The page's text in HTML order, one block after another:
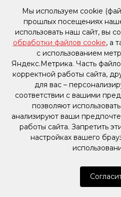
Мы используем cookie
прошлых посещениях
использовать наш сайт, вы
обработки файлов cookie, а
с использованием
Яндекс.Метрика. Часть
корректной работы сайта,
для вас –
соответствии с вашими
позволяют
анализируют ваши
работы сайта. Запретить
настройках вашего